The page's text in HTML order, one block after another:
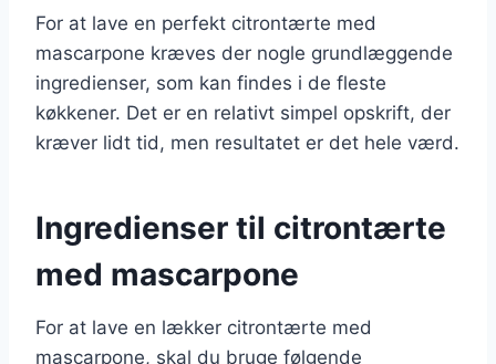
For at lave en perfekt citrontærte med
mascarpone kræves der nogle grundlæggende
ingredienser, som kan findes i de fleste
køkkener. Det er en relativt simpel opskrift, der
kræver lidt tid, men resultatet er det hele værd.
Ingredienser til citrontærte
med mascarpone
For at lave en lækker citrontærte med
mascarpone, skal du bruge følgende